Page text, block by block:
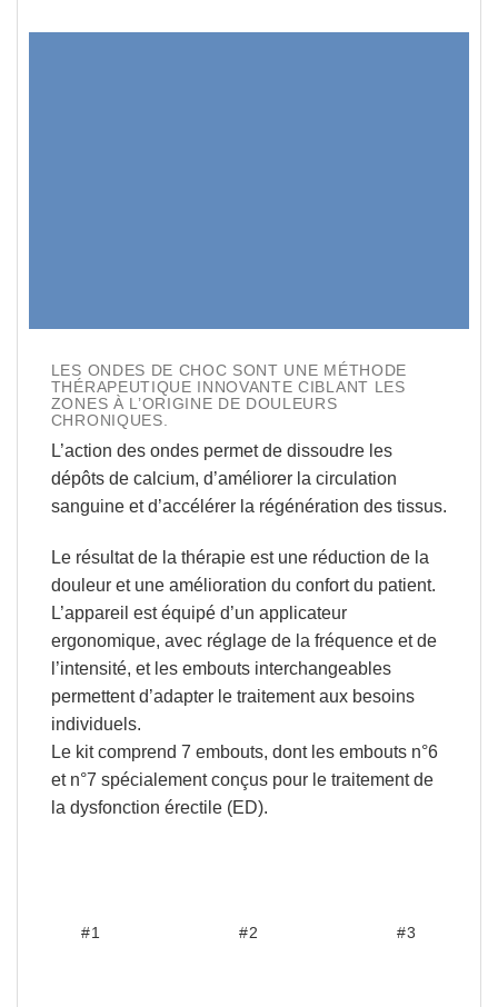
LES ONDES DE CHOC SONT UNE MÉTHODE
THÉRAPEUTIQUE INNOVANTE CIBLANT LES
ZONES À L’ORIGINE DE DOULEURS
CHRONIQUES.
L’action des ondes permet de dissoudre les
dépôts de calcium, d’améliorer la circulation
sanguine et d’accélérer la régénération des tissus.
Le résultat de la thérapie est une réduction de la
douleuret une amélioration du confort du patient.
L’appareil est équipé d’un applicateur
ergonomique, avec réglage de la fréquence et de
l’intensité, et les embouts interchangeables
permettent d’adapter le traitement aux besoins
individuels.
Le kit comprend 7 embouts, dont les embouts n°6
et n°7 spécialement conçus pour le traitement de
la dysfonction érectile (ED).
#1 #2 #3